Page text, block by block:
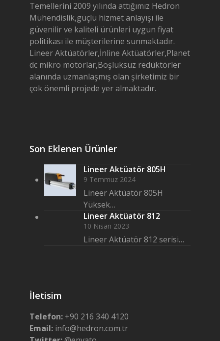
Temellerini 2009 yılında attığımız Hedron
Mühendislik,güçlü hizmet anlayışı ile
güvenilir ve kaliteli ürünleri uygun fiyat
politikası ile müşterilerine sunmaktadır.
Lineer Aktüatörler,İnline Aktüatörler,Planet
dc mikro motorlar,Boşluksuz redüktörler
alanında uzmanlaşmış olan şirketimiz bir
çok önemli projede yer almaktadır.
Son Eklenen Ürünler
Lineer Aktüatör 805H
9 Temmuz 2024
Lineer Aktüatör 805H
Yüksek…
Lineer Aktüatör 812
10 Nisan 2023
Lineer Aktüatör 812 serisi…
İletisim
Telefon:+90 216 340 4120
Email:info@hedron.com.tr